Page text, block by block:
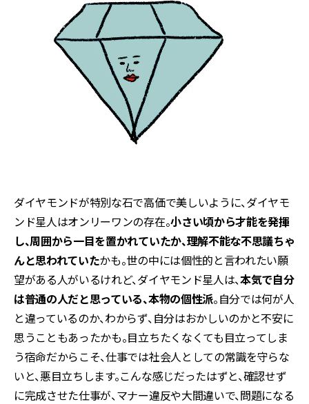
ダイヤモンドが特別な石で高価で美しいように、ダイヤモ
ンド星人はオンリーワンの存在。小さい頃から才能を発揮
し、周囲から一目を置かれていたか、理解不能な不思議ちゃ
んと思われていたかも。世の中には個性的と言われたい願
望がある人がいるけれど、ダイヤモンド星人は、本気で自分
は普通の人だと思っている、本物の個性派。自分では何が人
と違っているのか、わからず、自分はおかしいのかと不安に
思うこともあったかも。目立ちたくなくても目立ってしま
う宿命だからこそ、仕事では社会人としての常識を守らな
いと、悪目立ちします。こんな感じだったはずと、確認せず
に完成させた仕事が、マナー違反や大間違いで、問題になる